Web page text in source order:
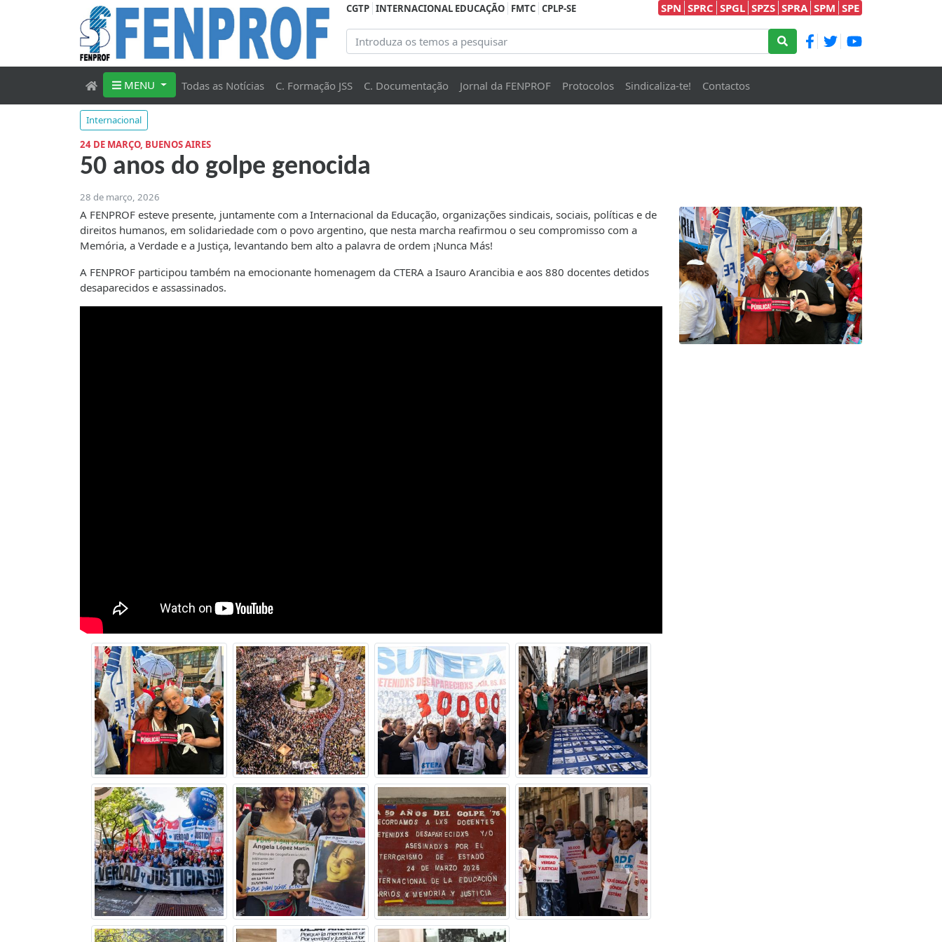
CGTP INTERNACIONAL EDUCAÇÃO FMTC CPLP-SE SPN SPRC SPGL SPZS SPRA SPM SPE
MENU Todas as Notícias C. Formação JSS C. Documentação Jornal da FENPROF Protocolos Sindicaliza-te! Contactos
Internacional
24 DE MARÇO, BUENOS AIRES
50 anos do golpe genocida
28 de março, 2026
A FENPROF esteve presente, juntamente com a Internacional da Educação, organizações sindicais, sociais, políticas e de
direitos humanos, em solidariedade com o povo argentino, que nesta marcha reafirmou o seu compromisso com a
Memória, a Verdade e a Justiça, levantando bem alto a palavra de ordem ¡Nunca Más!
A FENPROF participou também na emocionante homenagem da CTERA a Isauro Arancibia e aos 880 docentes detidos
desaparecidos e assassinados.